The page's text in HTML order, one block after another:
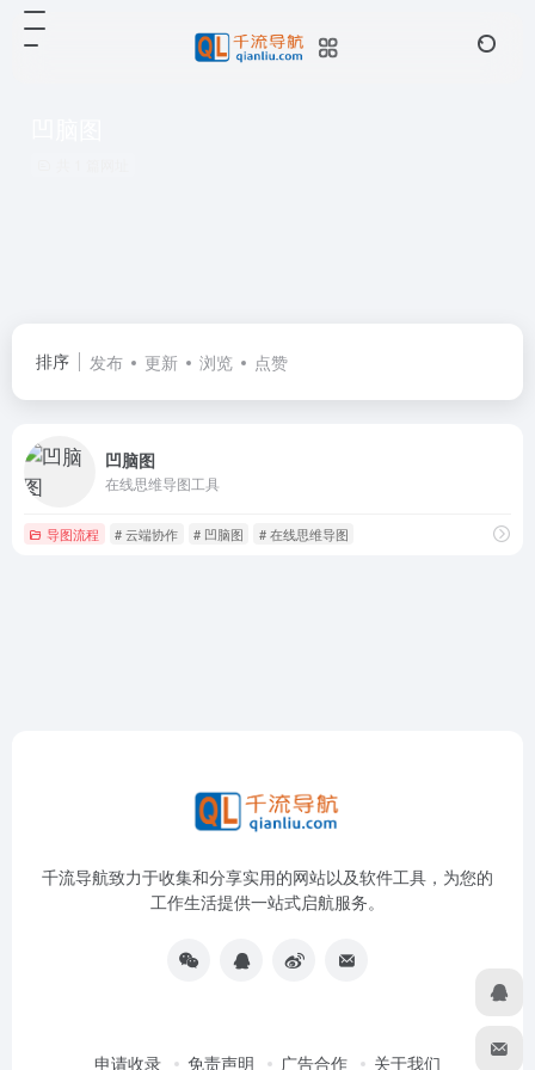
排序 发布 更新 浏览 点赞
凹脑图
在线思维导图工具
导图流程 # 云端协作 # 凹脑图 # 在线思维导图
千流导航致力于收集和分享实用的网站以及软件工具，为您的
工作生活提供一站式启航服务。
申请收录 免责声明 广告合作 关于我们